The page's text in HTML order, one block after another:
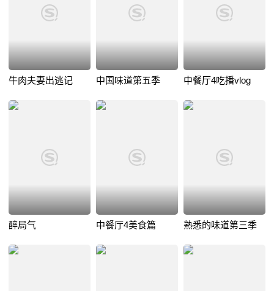
牛肉夫妻出逃记 中国味道第五季 中餐厅4吃播vlog
醉局气 中餐厅4美食篇 熟悉的味道第三季